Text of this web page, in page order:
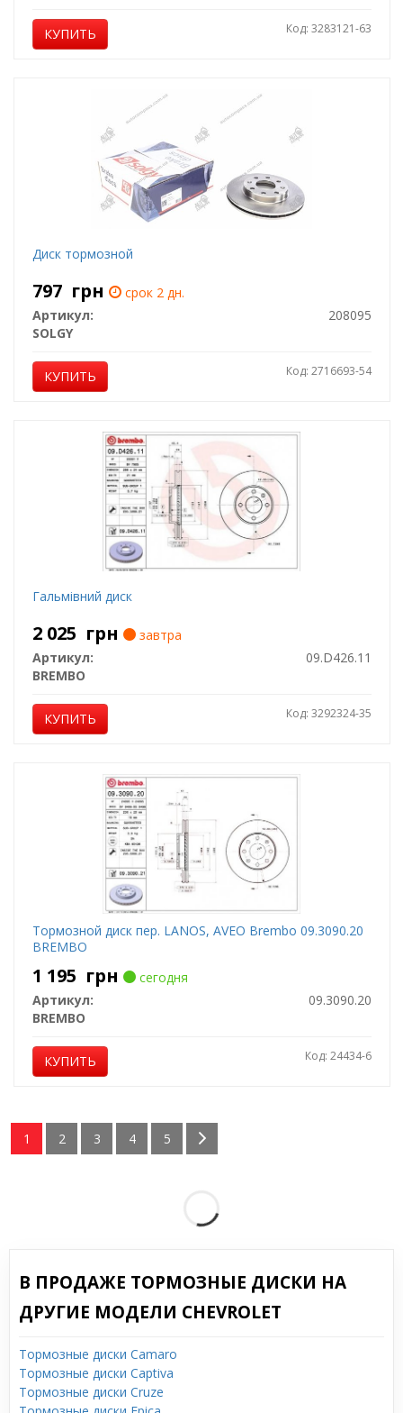
КУПИТЬ Код: 3283121-63
Диск тормозной
797 грн
срок 2 дн.
Артикул:
208095
SOLGY
КУПИТЬ Код: 2716693-54
Гальмівний диск
2 025 грн
завтра
Артикул:
09.D426.11
BREMBO
КУПИТЬ Код: 3292324-35
Тормозной диск пер. LANOS, AVEO Brembo 09.3090.20
BREMBO
1 195 грн
сегодня
Артикул:
09.3090.20
BREMBO
КУПИТЬ Код: 24434-6
1 2 3 4 5
В ПРОДАЖЕ ТОРМОЗНЫЕ ДИСКИ НА
ДРУГИЕ МОДЕЛИ CHEVROLET
Тормозные диски Camaro
Тормозные диски Captiva
Тормозные диски Cruze